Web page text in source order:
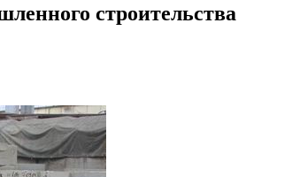
строительства